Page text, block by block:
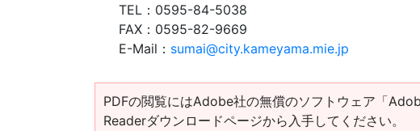
TEL： 0595-84-5038
FAX： 0595-82-9669
E-Mail： sumai@city.kameyama.mie.jp
PDFの閲覧にはAdobe社の無償のソフトウェア「
Readerダウンロードページから入手してください。